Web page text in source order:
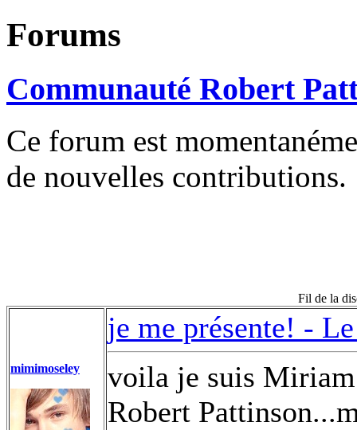
Forums
Communauté Robert
Ce forum est
de nouvelles contributions.
Fil de la
mimimoseley
je me présente! -
voila je suis Miriam
Robert